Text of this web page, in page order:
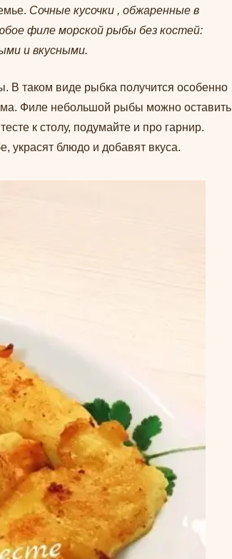
Сочные кусочки , обжаренные в
филе морской рыбы без костей:
и вкусными.
В таком виде рыбка получится особенно
Филе небольшой рыбы можно оставить
к столу, подумайте и про гарнир.
украсят блюдо и добавят вкуса.